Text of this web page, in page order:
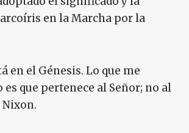
en la Marcha por la
en el Génesis. Lo que me
es que pertenece al Señor; no al